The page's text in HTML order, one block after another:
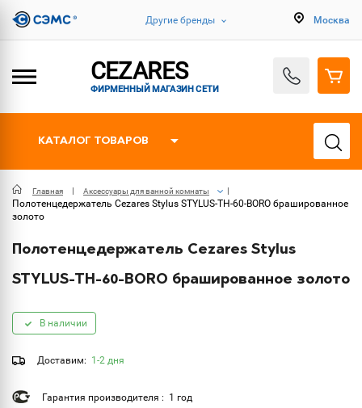
Другие бренды Москва
CEZARES
ФИРМЕННЫЙ МАГАЗИН СЕТИ
КАТАЛОГ ТОВАРОВ
Главная Аксессуары для ванной комнаты
Полотенцедержатель Cezares Stylus STYLUS-TH-60-BORO брашированное
золото
Полотенцедержатель Cezares Stylus
STYLUS-TH-60-BORO брашированное золото
В наличии
Доставим: 1-2 дня
Гарантия производителя : 1 год